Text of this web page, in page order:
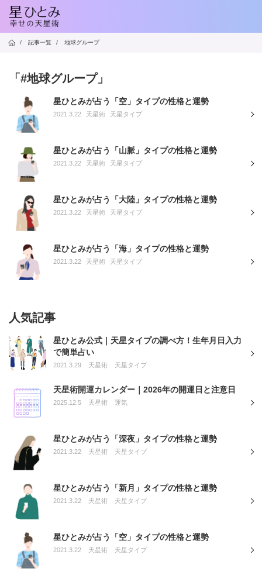
/ 記事一覧 / 地球グループ
「#地球グループ」
星ひとみが占う「空」タイプの性格と運勢
2021.3.22 天星術 天星タイプ
星ひとみが占う「山脈」タイプの性格と運勢
2021.3.22 天星術 天星タイプ
星ひとみが占う「大陸」タイプの性格と運勢
2021.3.22 天星術 天星タイプ
星ひとみが占う「海」タイプの性格と運勢
2021.3.22 天星術 天星タイプ
人気記事
星ひとみ公式｜天星タイプの調べ方！生年月日入力
で簡単占い
2021.3.29 天星術 天星タイプ
天星術開運カレンダー｜2026年の開運日と注意日
2025.12.5 天星術 運気
星ひとみが占う「深夜」タイプの性格と運勢
2021.3.22 天星術 天星タイプ
星ひとみが占う「新月」タイプの性格と運勢
2021.3.22 天星術 天星タイプ
星ひとみが占う「空」タイプの性格と運勢
2021.3.22 天星術 天星タイプ